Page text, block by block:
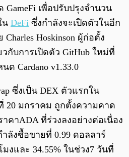
GameFi เพื่อปรับปรุงจำนวน
น DeFi ซึ่งกำลังจะเปิดตัวในอีก
Hoskinson ผู้ก่อตั้ง
วกับการเปิดตัว GitHub ใหม่ที่
ด Cardano v1.33.0
ซึ่งเป็น DEX ตัวแรกใน
20 มกราคม ถูกตั้งความคาด
คาADA ที่ร่วงลงอย่างต่อเนื่อง
ลังซื้อขายที่ 0.99 ดอลลาร์
มงและ 34.55% ในช่วง7 วันที่